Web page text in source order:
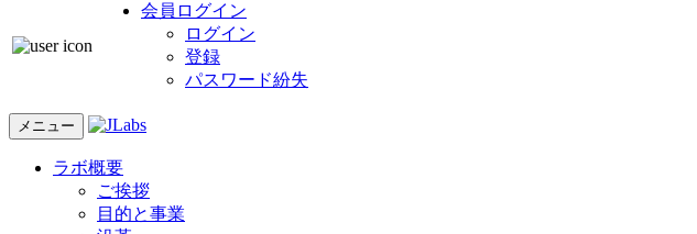
会員ログイン
ログイン
登録
パスワード紛失
メニュー
ラボ概要
ご挨拶
目的と事業